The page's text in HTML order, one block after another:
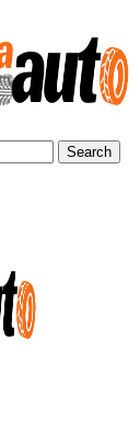
Search